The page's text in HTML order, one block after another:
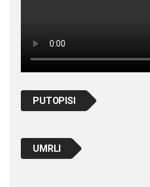
PUTOPISI
UMRLI